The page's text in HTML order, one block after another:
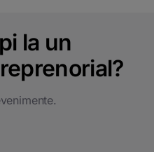
la un